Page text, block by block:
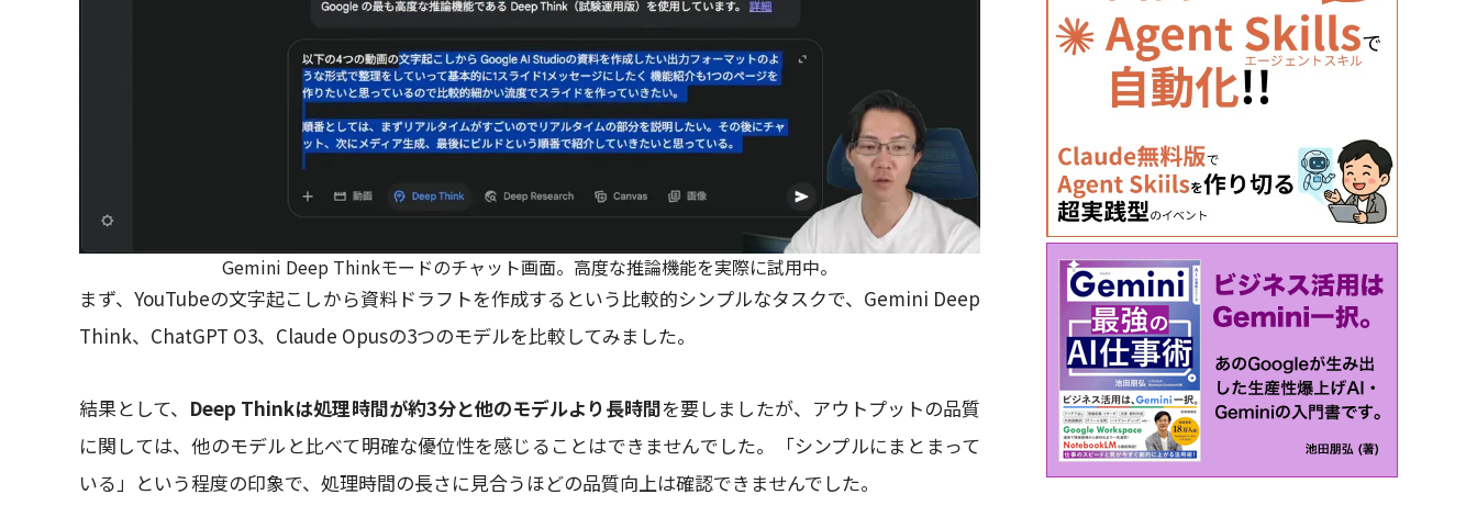
Gemini Deep Thinkモードのチャット画面。高度な推論機能を実際に試用中。
まず、YouTubeの文字起こしから資料ドラフトを作成するという比較的シンプルなタスクで、Gemini Deep
Think、ChatGPT O3、Claude Opusの3つのモデルを比較してみました。
結果として、 Deep Thinkは処理時間が約3分と他のモデルより長時間を要しましたが、アウトプットの品質
に関しては、他のモデルと比べて明確な優位性を感じることはできませんでした。「シンプルにまとまって
いる」という程度の印象で、処理時間の長さに見合うほどの品質向上は確認できませんでした。